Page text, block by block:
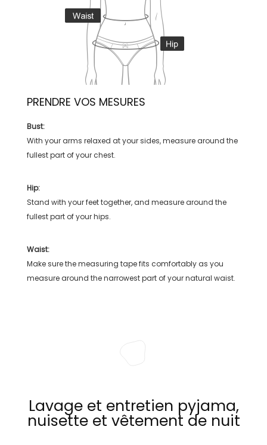
PRENDRE VOS MESURES
Bust:
With your arms relaxed at your sides, measure around the
fullest part of your chest.
Hip:
Stand with your feet together, and measure around the
fullest part of your hips.
Waist:
Make sure the measuring tape fits comfortably as you
measure around the narrowest part of your natural waist.
Lavage et entretien pyjama,
nuisette et vêtement de nuit